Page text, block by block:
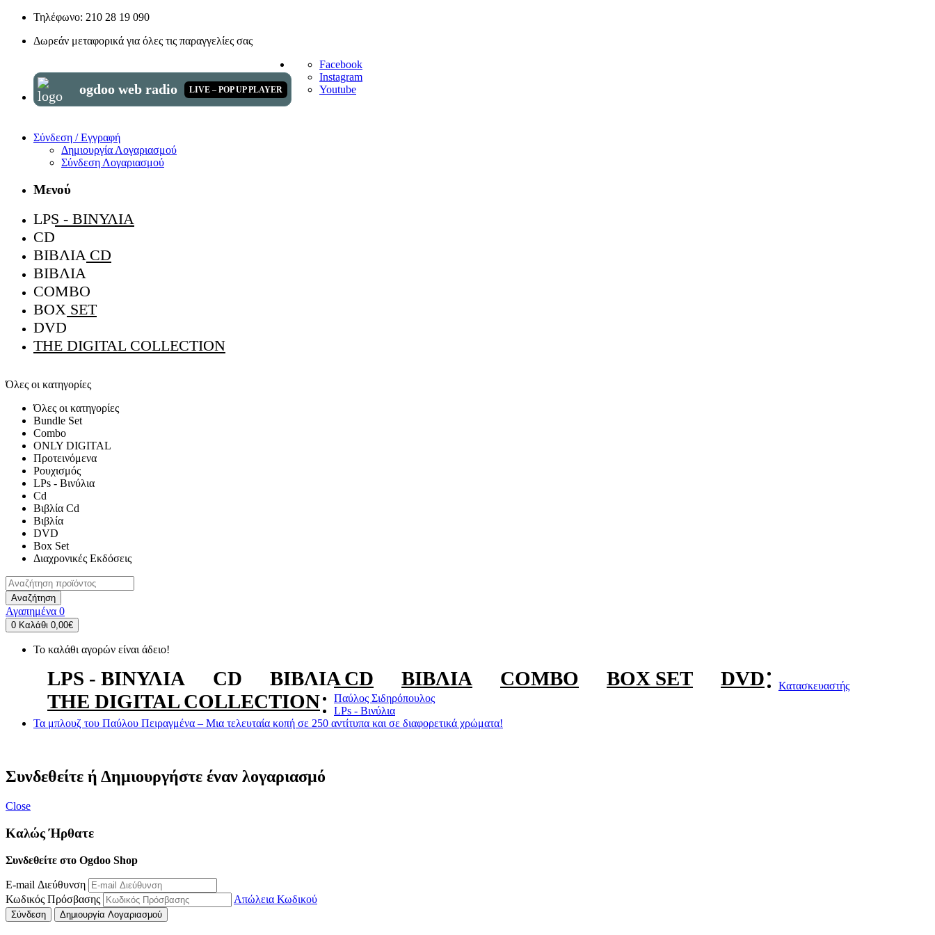
Τηλέφωνο: 210 28 19 090
Δωρεάν μεταφορικά για όλες τις παραγγελίες σας
ogdoo web radio LIVE – POP UP PLAYER
Facebook
Instagram
Youtube
Σύνδεση / Εγγραφή
Δημιουργία Λογαριασμού
Σύνδεση Λογαριασμού
Μενού
LPS - ΒΙΝΎΛΙΑ
CD
ΒΙΒΛΊΑ CD
ΒΙΒΛΊΑ
COMBO
BOX SET
DVD
THE DIGITAL COLLECTION
Όλες οι κατηγορίες
Όλες οι κατηγορίες
Bundle Set
Combo
ONLY DIGITAL
Προτεινόμενα
Ρουχισμός
LPs - Βινύλια
Cd
Βιβλία Cd
Βιβλία
DVD
Box Set
Διαχρονικές Εκδόσεις
Αναζήτηση
Αγαπημένα 0
0 Καλάθι 0,00€
Το καλάθι αγορών είναι άδειο!
LPS - ΒΙΝΎΛΙΑ CD ΒΙΒΛΊΑ CD ΒΙΒΛΊΑ COMBO BOX SET
DVD
THE DIGITAL COLLECTION
Κατασκευαστής
Παύλος Σιδηρόπουλος
LPs - Βινύλια
Τα μπλουζ του Παύλου Πειραγμένα – Μια τελευταία κοπή σε 250 αντίτυπα και σε διαφορετικά χρώματα!
Συνδεθείτε ή Δημιουργήστε έναν λογαριασμό
Close
Καλώς Ήρθατε
Συνδεθείτε στο Ogdoo Shop
E-mail Διεύθυνση
Κωδικός Πρόσβασης
Απώλεια Κωδικού
Σύνδεση Δημιουργία Λογαριασμού